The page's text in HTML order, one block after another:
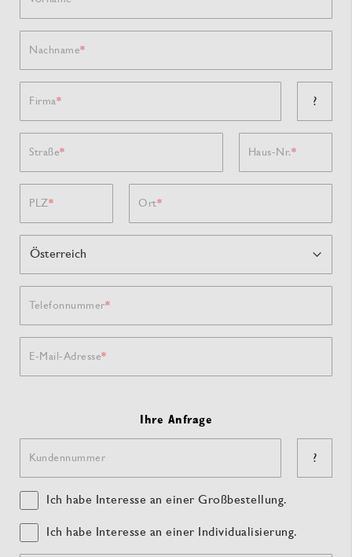
Nachname
Firma ?
Straße Haus-Nr.
PLZ Ort
Telefonnummer
E-Mail-Adresse
Ihre Anfrage
Kundennummer ?
Ich habe Interesse an einer Großbestellung.
Ich habe Interesse an einer Individualisierung.